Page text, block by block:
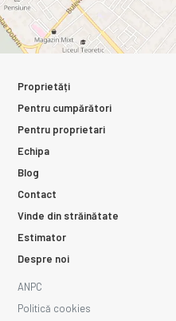
Proprietăți
Pentru cumpărători
Pentru proprietari
Echipa
Blog
Contact
Vinde din străinătate
Estimator
Despre noi
ANPC
Politică cookies